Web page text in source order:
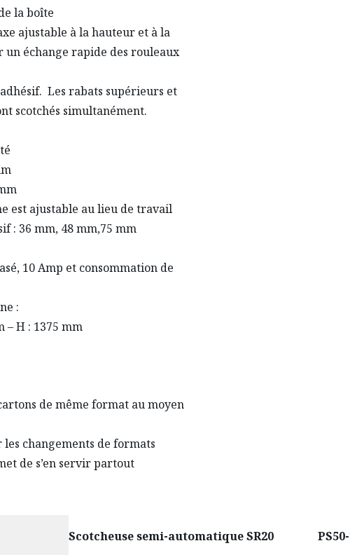
la boîte
ajustable à la hauteur et à la
échange rapide des rouleaux
Les rabats supérieurs et
scotchés simultanément.
est ajustable au lieu de travail
: 36 mm, 48 mm,75 mm
10 Amp et consommation de
:
– H : 1375 mm
de même format au moyen
changements de formats
de s’en servir partout
Scotcheuse semi-automatique SR20